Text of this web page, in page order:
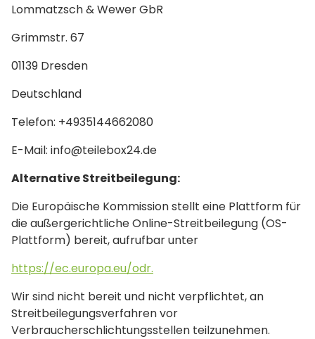
Lommatzsch & Wewer GbR
Grimmstr. 67
01139 Dresden
Deutschland
Telefon: +4935144662080
E-Mail: info@teilebox24.de
Alternative Streitbeilegung:
Die Europäische Kommission stellt eine Plattform für
die außergerichtliche Online-Streitbeilegung (OS-
Plattform) bereit, aufrufbar unter
https://ec.europa.eu/odr.
Wir sind nicht bereit und nicht verpflichtet, an
Streitbeilegungsverfahren vor
Verbraucherschlichtungsstellen teilzunehmen.